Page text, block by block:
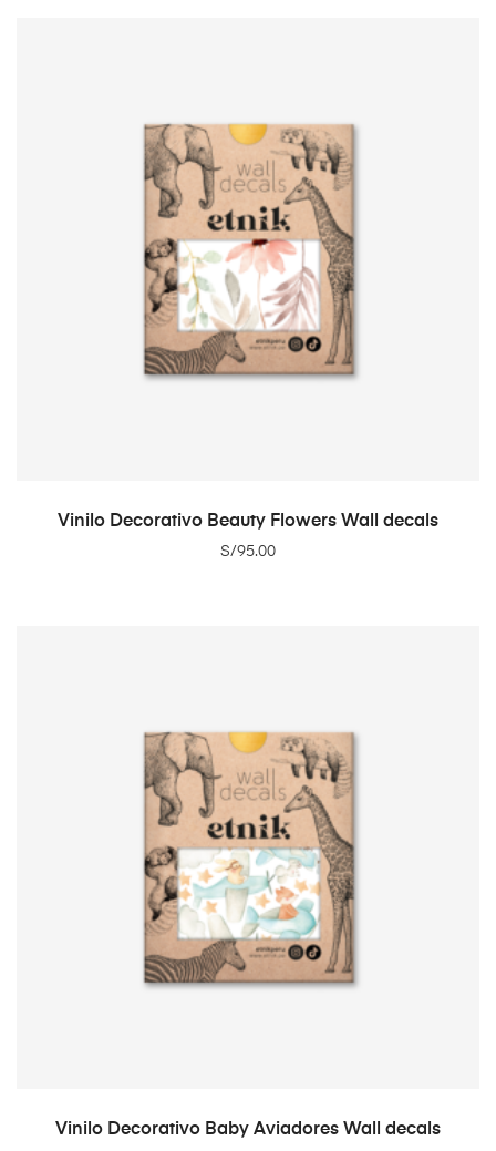
ADD TO CART
Vinilo Decorativo Beauty Flowers Wall decals
S/95.00
ADD TO CART
Vinilo Decorativo Baby Aviadores Wall decals